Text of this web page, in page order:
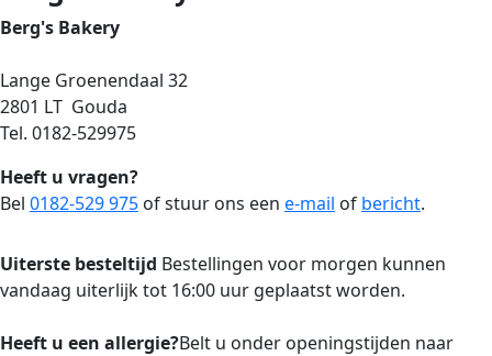
Berg's Bakery
Lange Groenendaal 32
2801 LT Gouda
Tel. 0182-529975
Heeft u vragen?
Bel 0182-529 975 of stuur ons een e-mail of bericht.
Uiterste besteltijd Bestellingen voor morgen kunnen
vandaag uiterlijk tot 16:00 uur geplaatst worden.
Heeft u een allergie?Belt u onder openingstijden naar